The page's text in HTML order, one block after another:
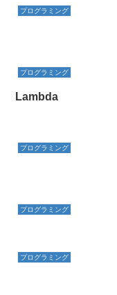
プログラミング
プログラミング
Lambda
プログラミング
プログラミング
プログラミング